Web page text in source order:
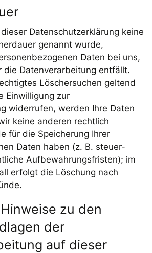
Datenschutzerklärung keine
genannt wurde,
Daten bei uns,
die Datenverarbeitung entfällt.
Löschersuchen geltend
Einwilligung zur
widerrufen, werden Ihre Daten
keine anderen rechtlich
für die Speicherung Ihrer
Daten haben (z. B. steuer-
Aufbewahrungsfristen); im
erfolgt die Löschung nach
zu den
der
auf dieser